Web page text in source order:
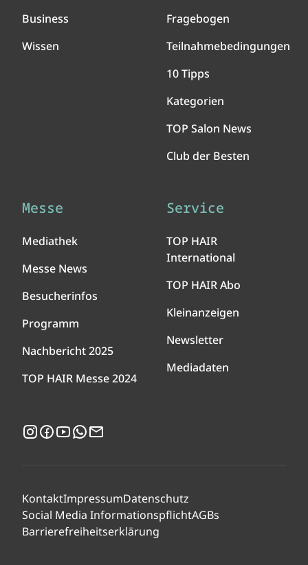
Business
Wissen
Fragebogen
Teilnahmebedingungen
10 Tipps
Kategorien
TOP Salon News
Club der Besten
Messe
Mediathek
Messe News
Besucherinfos
Programm
Nachbericht 2025
TOP HAIR Messe 2024
Service
TOP HAIR
International
TOP HAIR Abo
Kleinanzeigen
Newsletter
Mediadaten
Instagram
Facebook
YouTubeWhatsApp
KontaktImpressumDatenschutz
Social Media InformationspflichtAGBs
Barrierefreiheitserklärung